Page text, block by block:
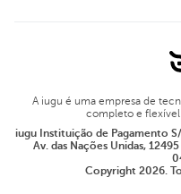
A iugu é uma empresa de
completo e
iugu Instituição de Pagamento
Av. das Nações Unidas,
Copyright 2026.